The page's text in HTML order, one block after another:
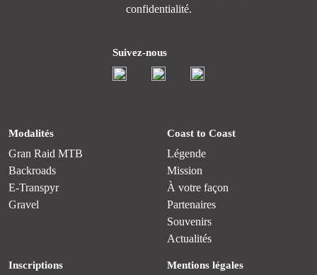
confidentialité.
Suivez-nous
Modalités
Gran Raid MTB
Backroads
E-Transpyr
Gravel
Coast to Coast
Légende
Mission
À votre façon
Partenaires
Souvenirs
Actualités
Inscriptions Mentions légales